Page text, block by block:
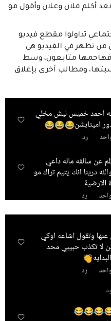
أكلم فلان وعلان وأقول مو
تداولوا مقطع فيديو
من تظهر في الفيديو هي
متابعون، وسط
ومطالب أخرى بإغلاق